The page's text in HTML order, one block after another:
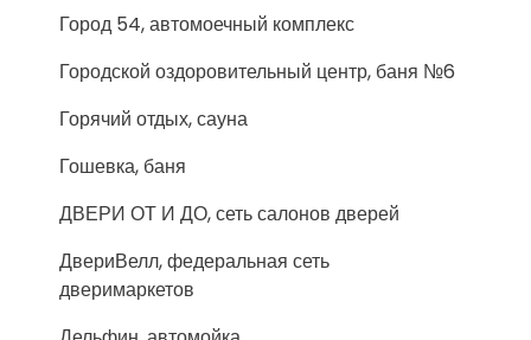
Город 54, автомоечный комплекс
Городской оздоровительный центр, баня №6
Горячий отдых, сауна
Гошевка, баня
ДВЕРИ ОТ И ДО, сеть салонов дверей
ДвериВелл, федеральная сеть
дверимаркетов